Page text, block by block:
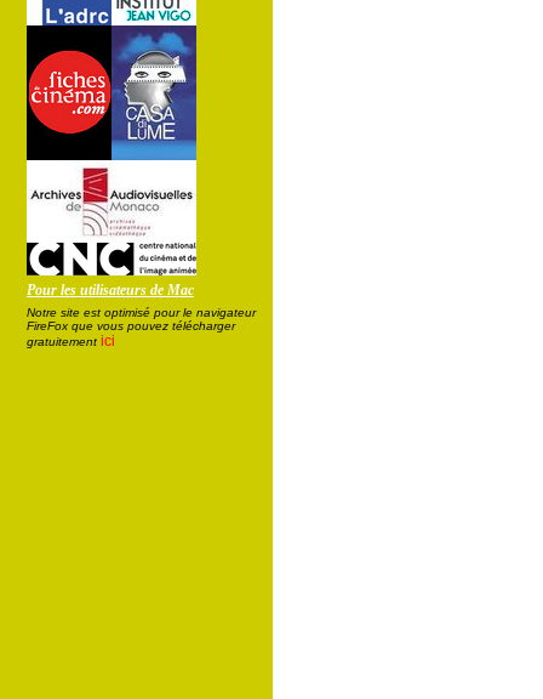
Pour les utilisateurs de Mac
Notre site est optimisé pour le navigateur
FireFox que vous pouvez télécharger
gratuitement ici